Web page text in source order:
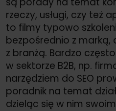
rzeczy, usługi, czy też
to filmy typowo
bezpośrednio z marką,
z branżą. Bardzo
w sektorze B2B, np.
narzędziem do SEO
poradnik na temat
dzieląc się w nim